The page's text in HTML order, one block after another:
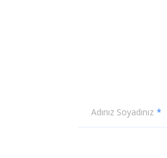
Adınız Soyadınız